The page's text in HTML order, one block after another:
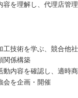
容を理解し、代理店管
工技術を学ぶ、競合他
関係構築
動内容を確認し、適時
会を企画・開催